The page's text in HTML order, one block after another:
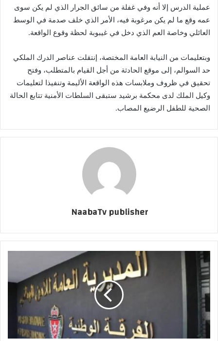
عملية الدرس إلا أنه وفي غفلة من سائق الجرار الذي لم يكن سوى
عمه وقع ما لم يكن مرغوبة فيه، الأمر الذي خلف صدمة في الوسط
العائلي وخاصة العم الذي دخل في غيبوبة لحظة وقوع الواقعة.
وبتعليمات من النيابة العامة المختصة، إنتقلت عناصر الدرك الملكي
حد السوالم، إلى موقع الحادثة من أجل القيام بالمتطلب، وفتح
تحقيق في ظروف وملابسات هذه الواقعة الأليمة وتنفيذا لتعليمات
وكيل الملك لدى محكمة برشيد ستبقى السلطات الأمنية تتابع الحالة
الصحية للطفل الرضيع المصاب.
NaabaTv publisher